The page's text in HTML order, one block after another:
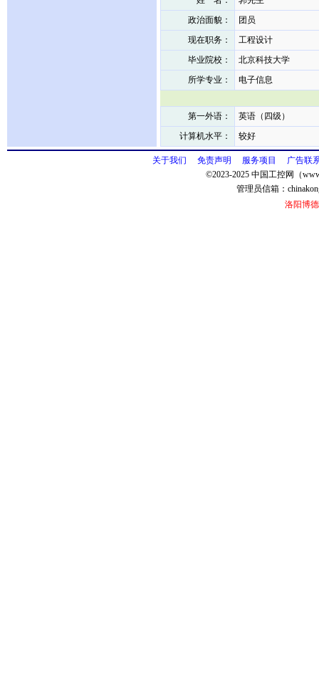
政治面貌：
团员
现在职务：
工程设计
毕业院校：
北京科技大学
所学专业：
电子信息
第一外语：
英语（四级）
计算机水平：
较好
关于我们 免责声明 服务项目
广告联
©2023-2025 中国工控网（
管理员信箱：
洛阳博